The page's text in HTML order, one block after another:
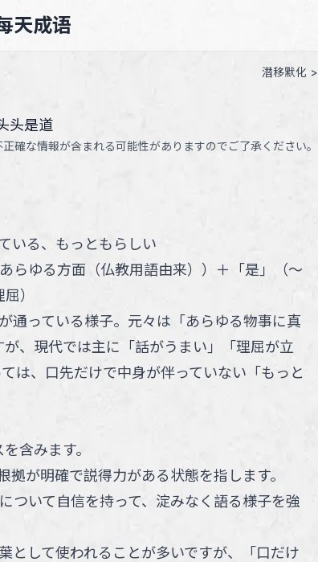
天成语
潜移默化 >
头是道
確な情報が含まれる可能性がありますのでご了承ください。
いる、もっともらしい
らゆる方面（仏教用語由来） ） ＋ 「是 」 （～
屈）
通っている様子。元々は「あらゆる物事に真
、現代では主に「話がうまい」「理屈が立
は、口先だけで中身が伴っていない「もっと
含みます。
拠が明確で説得力がある状態を指します。
ついて自信を持って、淀みなく語る様子を強
として使われることが多いですが、「口だけ